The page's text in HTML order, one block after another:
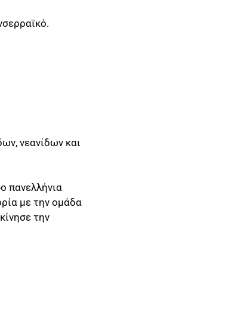
νεανίδων και
πανελλήνια
με την ομάδα
την